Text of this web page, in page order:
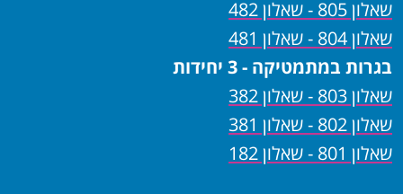
שאלון 805 - שאלון 482
שאלון 804 - שאלון 481
בגרות במתמטיקה - 3 יחידות
שאלון 803 - שאלון 382
שאלון 802 - שאלון 381
שאלון 801 - שאלון 182